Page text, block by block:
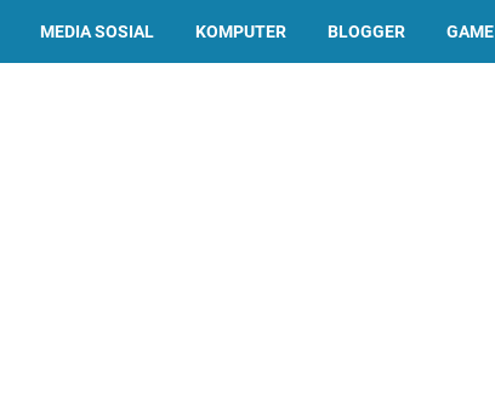
MEDIA SOSIAL KOMPUTER BLOGGER GAME